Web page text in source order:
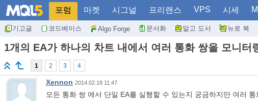
포럼 마켓 시그널 프리랜스 VPS 시세
기고글 코드베이스 Algo Forge 문서화 알고 도서 뉴로 북
1개의 EA가 하나의 차트 내에서 여러 통화 쌍을 모니터
1 2 3 4
Xennon 2014.02.18 11:47
모든 통화 쌍 에서 단일 EA를 실행할 수 있는지 궁금하지만 여러